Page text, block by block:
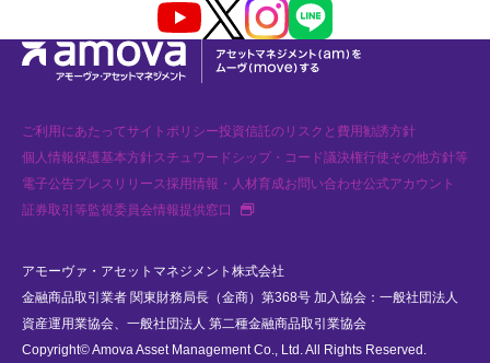
Youtube X InstagramLINE
ご利用にあたってサイトポリシー投資信託のリスクと費用勧誘方針
個人情報保護基本方針スチュワードシップ・コード議決権行使その他方針等
電子公告プレスリリース採用情報・人材育成お問い合わせ公式アカウント
証券取引等監視委員会情報提供窓口
新規タブで開く
アモーヴァ・アセットマネジメント株式会社
金融商品取引業者 関東財務局長（金商）第368号 加入協会：一般社団法人
資産運用業協会、一般社団法人 第二種金融商品取引業協会
Copyright© Amova Asset Management Co., Ltd. All Rights Reserved.